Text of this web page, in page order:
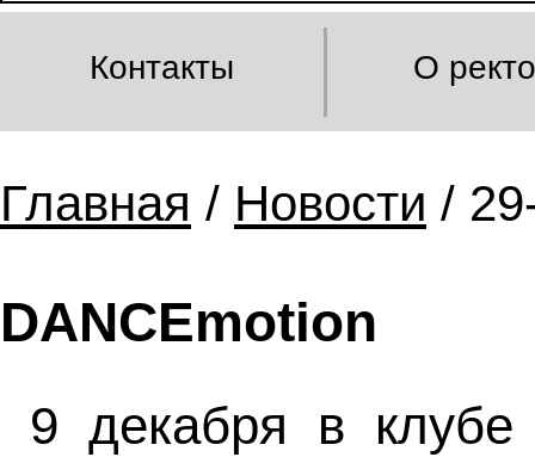
Контакты О
Главная / Новости /
DANCEmotion
9 декабря в клубе